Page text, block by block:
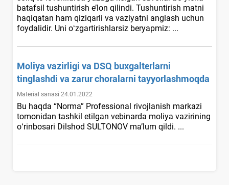
batafsil tushuntirish e’lon qilindi. Tushuntirish matni
haqiqatan ham qiziqarli va vaziyatni anglash uchun
foydalidir. Uni oʻzgartirishlarsiz beryapmiz: ...
Moliya vazirligi va DSQ buхgalterlarni
tinglashdi va zarur choralarni tayyorlashmoqda
Material sanasi 24.01.2022
Bu haqda “Norma” Professional rivojlanish markazi
tomonidan tashkil etilgan vebinarda moliya vazirining
oʻrinbosari Dilshod SULTONOV ma’lum qildi. ...